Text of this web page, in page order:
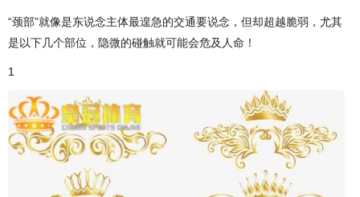
“颈部”就像是东说念主体最遑急的交通要说念，但却超越脆弱，尤其
是以下几个部位，隐微的碰触就可能会危及人命！
1